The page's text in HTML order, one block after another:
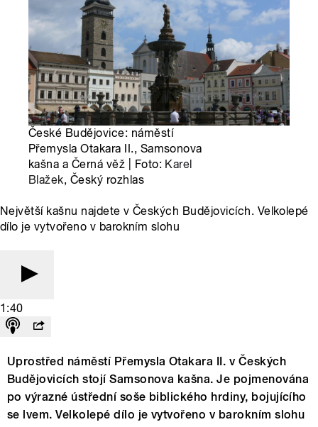
České Budějovice: náměstí
Přemysla Otakara II., Samsonova
kašna a Černá věž | Foto: Karel
Blažek, Český rozhlas
Největší kašnu najdete v Českých Budějovicích. Velkolepé
dílo je vytvořeno v barokním slohu
1:40
Uprostřed náměstí Přemysla Otakara II. v Českých
Budějovicích stojí Samsonova kašna. Je pojmenována
po výrazné ústřední soše biblického hrdiny, bojujícího
se lvem. Velkolepé dílo je vytvořeno v barokním slohu